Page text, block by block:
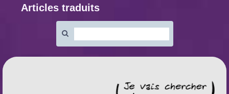
Articles traduits
: